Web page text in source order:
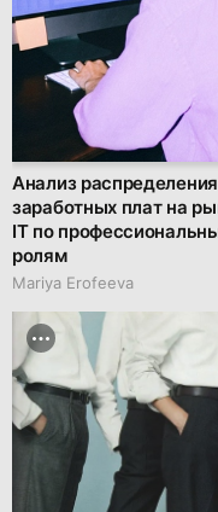
Анализ распределения
заработных плат на
IT по
ролям
Mariya Erofeeva